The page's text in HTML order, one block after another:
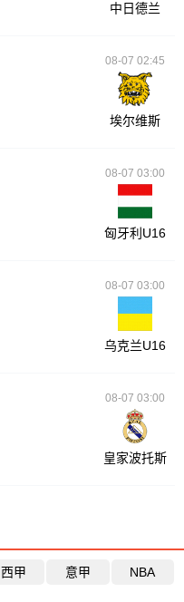
中日德兰
08-07 02:45
埃尔维斯
08-07 03:00
匈牙利U16
08-07 03:00
乌克兰U16
08-07 03:00
皇家波托斯
西甲 意甲 NBA